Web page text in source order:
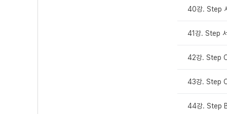
40강. Step
41강. Step
42강. Step
43강. Step
44강. Step